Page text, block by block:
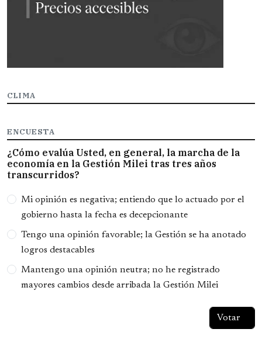
CLIMA
ENCUESTA
¿Cómo evalúa Usted, en general, la marcha de la
economía en la Gestión Milei tras tres años
transcurridos?
Opciones
Mi opinión es negativa; entiendo que lo actuado por el
gobierno hasta la fecha es decepcionante
Tengo una opinión favorable; la Gestión se ha anotado
logros destacables
Mantengo una opinión neutra; no he registrado
mayores cambios desde arribada la Gestión Milei